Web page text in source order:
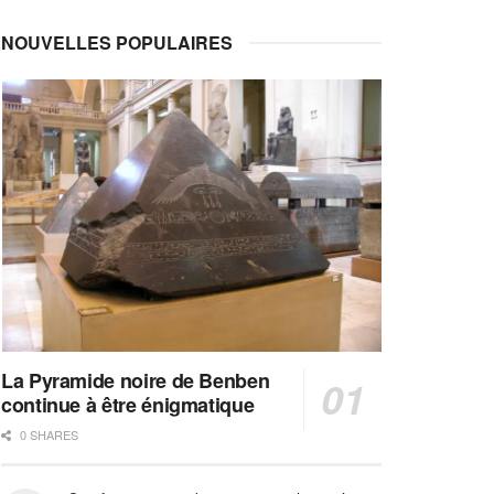
NOUVELLES POPULAIRES
La Pyramide noire de Benben
continue à être énigmatique
0 SHARES